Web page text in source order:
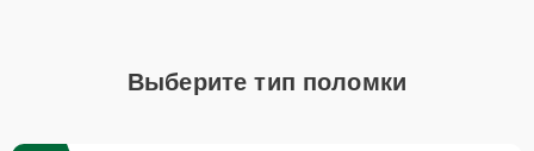
Выберите тип поломки